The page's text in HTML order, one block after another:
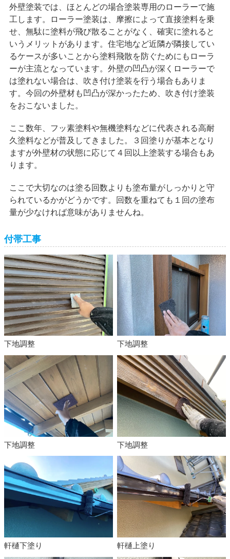
外壁塗装では、ほとんどの場合塗装専用のローラーで施
工します。ローラー塗装は、摩擦によって直接塗料を乗
せ、無駄に塗料が飛び散ることがなく、確実に塗れると
いうメリットがあります。住宅地など近隣が隣接してい
るケースが多いことから塗料飛散を防ぐためにもローラ
ーが主流となっています。外壁の凹凸が深くローラーで
は塗れない場合は、吹き付け塗装を行う場合もありま
す。今回の外壁材も凹凸が深かったため、吹き付け塗装
をおこないました。
ここ数年、フッ素塗料や無機塗料などに代表される高耐
久塗料などが普及してきました。３回塗りが基本となり
ますが外壁材の状態に応じて４回以上塗装する場合もあ
ります。
ここで大切なのは塗る回数よりも塗布量がしっかりと守
られているかがどうかです。回数を重ねても１回の塗布
量が少なければ意味がありませんね。
付帯工事
下地調整 下地調整
下地調整 下地調整
軒樋下塗り 軒樋上塗り